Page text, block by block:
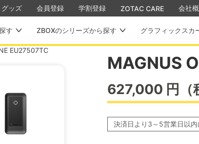
グッズ 会員登録 学割登録 ZOTAC CARE 会社
す ZBOXのシリーズから探す グラフィックスカ
EU27507TC
MAGNUS
627,000 円
決済日より3～5営業日以内